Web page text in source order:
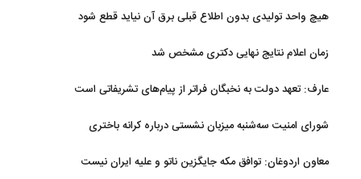
هیچ واحد تولیدی بدون اطلاع قبلی برق آن نیاید قطع شود
زمان اعلام نتایج نهایی دکتری مشخص شد
عارف: تعهد دولت به نخبگان فراتر از پیام‎‌های تشریفاتی است
شورای امنیت سه‌شنبه میزبان نشستی درباره کرانه باختری
معاون اردوغان: توافق مکه جایگزین ناتو و علیه ایران نیست